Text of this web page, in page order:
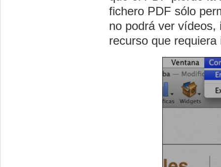
fichero PDF sólo
no podrá ver vídeos,
recurso que